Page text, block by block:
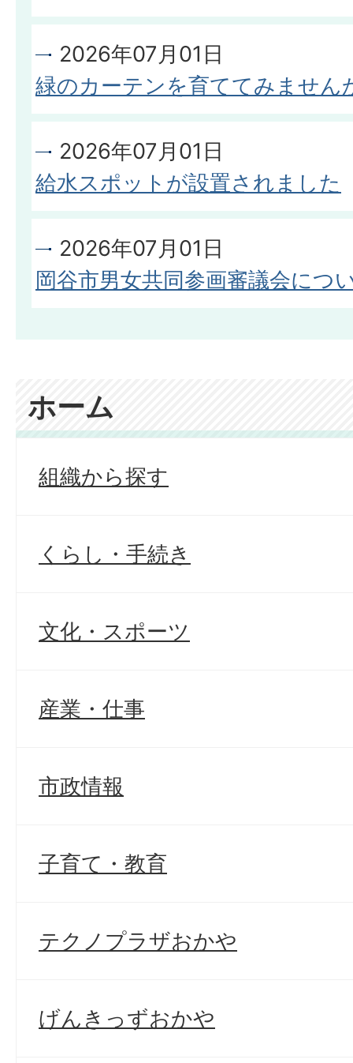
2026年07月01日
緑のカーテンを育ててみません
2026年07月01日
給水スポットが設置されました
2026年07月01日
岡谷市男女共同参画審議会につ
ホーム
組織から探す
くらし・手続き
文化・スポーツ
産業・仕事
市政情報
子育て・教育
テクノプラザおかや
げんきっずおかや